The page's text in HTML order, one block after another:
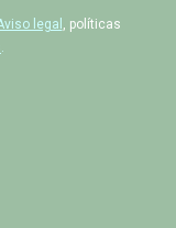
legal , políticas
.